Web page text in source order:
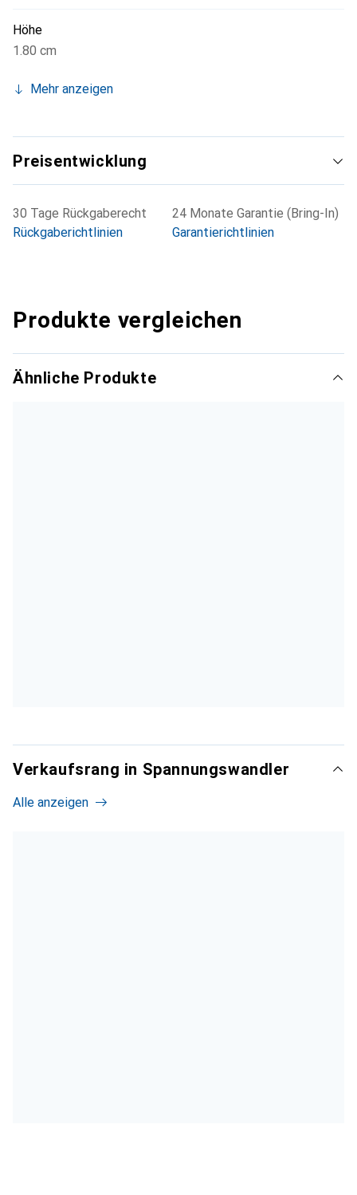
Höhe
1.80 cm
Mehr anzeigen
Preisentwicklung
30 Tage Rückgaberecht
Rückgaberichtlinien
24 Monate Garantie (Bring-In)
Garantierichtlinien
Produkte vergleichen
Ähnliche Produkte
Verkaufsrang in Spannungswandler
Alle anzeigen